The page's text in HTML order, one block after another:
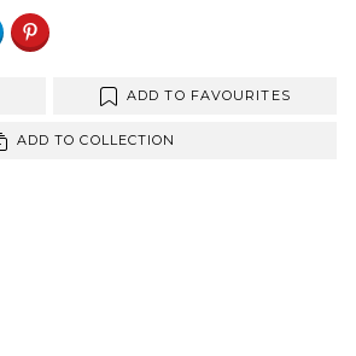
MESSENGER
TELEGRAM
ADD TO FAVOURITES
ADD TO COLLECTION